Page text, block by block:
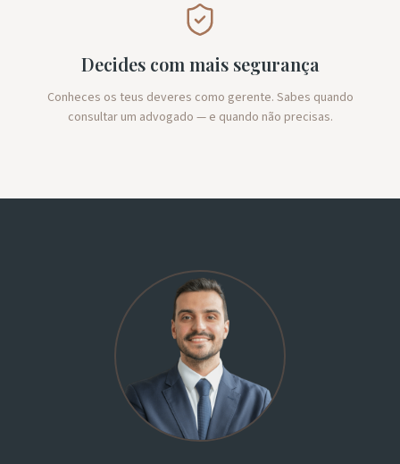
Decides com mais segurança
Conheces os teus deveres como gerente. Sabes quando
consultar um advogado — e quando não precisas.